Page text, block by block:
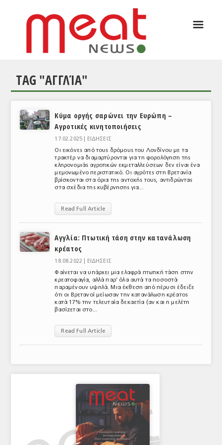
ΕΙΔΗΣΕΙΣ
ΘΕΜΑΤΑ
ΑΝΑΛΥΣΕΙΣ
ΠΑΡΑΓΩΓΗ & ΕΜΠΟΡΙΑ
ΕΜΠΟΡΙΚΟΙ ΑΝΤΙΠΡΟΣΩΠΟΙ
ΕΥΡΩΠΑΪΚΗ ΝΟΜΟΘΕΣΙΑ
☰
TAG "ΑΓΓΛΊΑ"
Κύμα οργής σαρώνει την Ευρώπη –
Αγροτικές κινητοποιήσεις
17.02.2025 |
ΕΙΔΗΣΕΙΣ
Οι εικόνες από τους δρόμους του Λονδίνου με τα
τρακτέρ να διαμαρτύρονται για τη φορολόγηση της
κληρονομιάς αγροτικών εκμεταλλεύσεων δεν είναι ένα
μεμονωμένο περιστατικό. Οι αγρότες στη Βρετανία
βρίσκονται στα όρια της αντοχής τους, αντιδρώντας
στα σχέδια της κυβέρνησης για...
Read Full Article
Αγγλία: Πτωτική τάση στην κατανάλωση
κρέατος
18.08.2022 |
ΕΙΔΗΣΕΙΣ
Φαίνεται να υπάρχει μια ελαφρά πτωτική τάση στην
κρεατοφαγία, αλλά παρ’ όλα αυτά τα ποσοστά
παραμένουν υψηλά. Μια έκθεση από πέρυσι έδειξε
ότι οι Βρετανοί μείωσαν την κατανάλωση κρέατος
κατά 17% την τελευταία δεκαετία (αν και η μελέτη
βασίζεται στο...
Read Full Article